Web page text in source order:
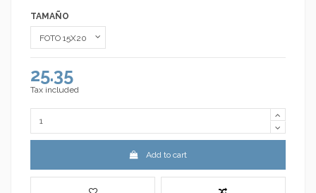
TAMAÑO
25.35
Tax included
Add to cart